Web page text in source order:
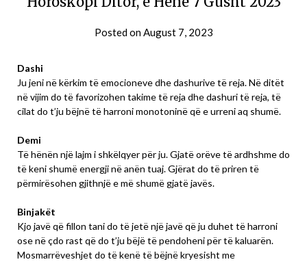
Posted onAugust 7, 2023
Dashi
Ju jeni në kërkim të emocioneve dhe dashurive të reja. Në ditët
në vijim do të favorizohen takime të reja dhe dashuri të reja, të
cilat do t’ju bëjnë të harroni monotoninë që e urreni aq shumë.
Demi
Të hënën një lajm i shkëlqyer për ju. Gjatë orëve të ardhshme do
të keni shumë energji në anën tuaj. Gjërat do të priren të
përmirësohen gjithnjë e më shumë gjatë javës.
Binjakët
Kjo javë që fillon tani do të jetë një javë që ju duhet të harroni
ose në çdo rast që do t’ju bëjë të pendoheni për të kaluarën.
Mosmarrëveshjet do të kenë të bëjnë kryesisht me